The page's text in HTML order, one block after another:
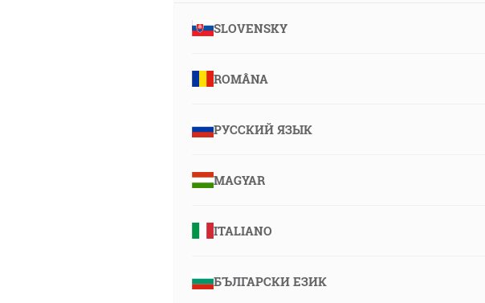
SLOVENSKY
ROMÂNA
РУССКИЙ ЯЗЫК
MAGYAR
ITALIANO
БЪЛГАРСКИ ЕЗИК